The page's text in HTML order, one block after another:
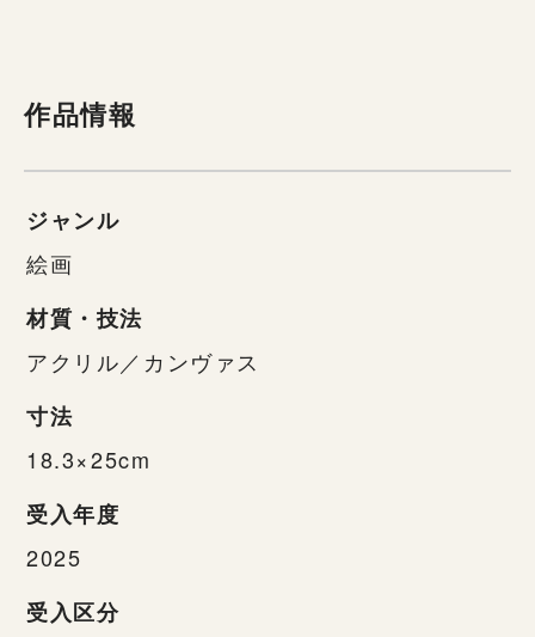
作品情報
ジャンル
絵画
材質・技法
アクリル／カンヴァス
寸法
18.3×25cm
受入年度
2025
受入区分